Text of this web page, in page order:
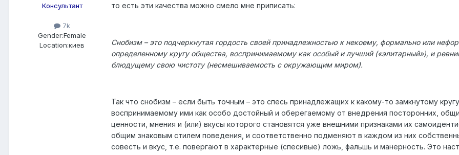
Kонсультант
7k
Gender:Female
Location:киев
то есть эти качества можно смело мне приписать:
Снобизм – это подчеркнутая гордость своей принадлежностью к некоему, формально или
определенному кругу общества, воспринимаемому как особый и лучший («элитарный»), и
блюдущему свою чистоту (несмешиваемость с окружающим миром).
Так что снобизм – если быть точным – это спесь принадлежащих к какому-то замкнутому кругу,
воспринимаемому ими как особо достойный и оберегаемому от внедрения посторонних,
ценности, мнения и (или) вкусы которого становятся уже внешними признаками их
общим знаковым стилем поведения, и соответственно подменяют в каждом из них
совесть и вкус, т.е. повергают в характерные (спесивые) ложь, фальшь и манерность. Это